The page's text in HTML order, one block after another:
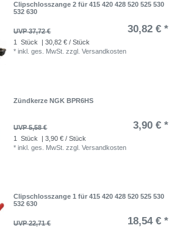
Clipschlosszange 2 für 415 420 428 520 525 530
532 630
UVP 37,72 € 30,82 € *
1 Stück
| 30,82 € / Stück
*inkl. ges. MwSt. zzgl.Versandkosten
Zündkerze NGK BPR6HS
UVP 5,58 € 3,90 € *
1 Stück
| 3,90 € / Stück
*inkl. ges. MwSt. zzgl.Versandkosten
Clipschlosszange 1 für 415 420 428 520 525 530
532 630
UVP 22,71 € 18,54 € *